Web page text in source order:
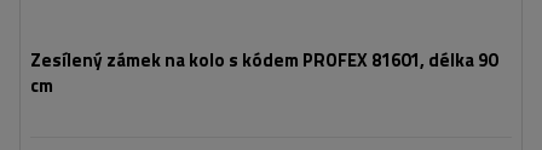
Zesílený zámek na kolo s kódem PROFEX 81601, délka 90
cm